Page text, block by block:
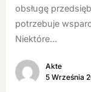
obsługę
potrzebuje
Niektóre...
Akte
5 Września